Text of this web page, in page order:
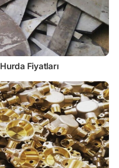
Hurda Fiyatları